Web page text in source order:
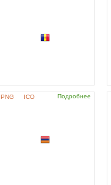
PNG ICO Подробнее